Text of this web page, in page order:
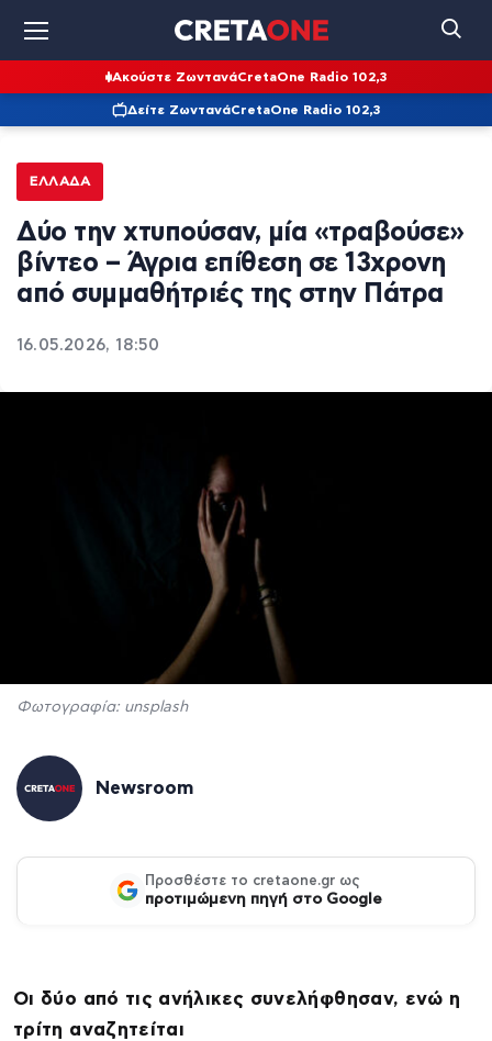
Ακούστε ΖωντανάCretaOne Radio 102,3
Δείτε ΖωντανάCretaOne Radio 102,3
ΕΛΛΆΔΑ
Δύο την χτυπούσαν, μία «τραβούσε»
βίντεο – Άγρια επίθεση σε 13χρονη
από συμμαθήτριές της στην Πάτρα
16.05.2026, 18:50
Φωτογραφία: unsplash
Newsroom
Προσθέστε το cretaone.gr ως
προτιμώμενη πηγή στο Google
Οι δύο από τις ανήλικες συνελήφθησαν, ενώ η
τρίτη αναζητείται